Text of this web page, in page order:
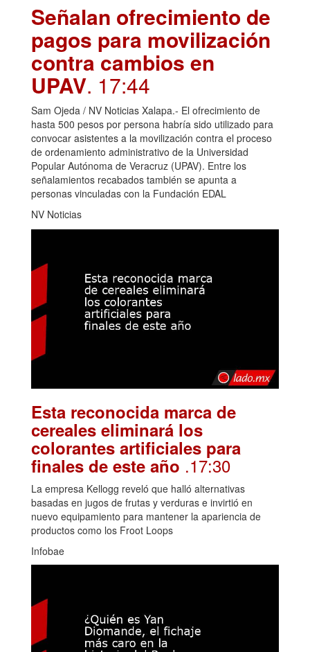
Señalan ofrecimiento de
pagos para movilización
contra cambios en
UPAV. 17:44
Sam Ojeda / NV Noticias Xalapa.- El ofrecimiento de
hasta 500 pesos por persona habría sido utilizado para
convocar asistentes a la movilización contra el proceso
de ordenamiento administrativo de la Universidad
Popular Autónoma de Veracruz (UPAV). Entre los
señalamientos recabados también se apunta a
personas vinculadas con la Fundación EDAL
NV Noticias
Esta reconocida marca de
cereales eliminará los
colorantes artificiales para
finales de este año .17:30
La empresa Kellogg reveló que halló alternativas
basadas en jugos de frutas y verduras e invirtió en
nuevo equipamiento para mantener la apariencia de
productos como los Froot Loops
Infobae